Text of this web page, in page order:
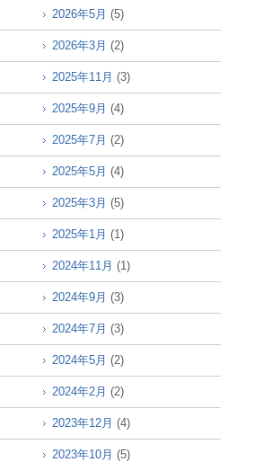
2026年5月 (5)
2026年3月 (2)
2025年11月 (3)
2025年9月 (4)
2025年7月 (2)
2025年5月 (4)
2025年3月 (5)
2025年1月 (1)
2024年11月 (1)
2024年9月 (3)
2024年7月 (3)
2024年5月 (2)
2024年2月 (2)
2023年12月 (4)
2023年10月 (5)